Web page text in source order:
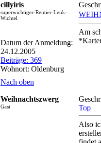
cillyiris
superwichtiger-Rentier-Lenk-
Wichtel
Datum der Anmeldung:
24.12.2005
Beiträge: 369
Wohnort: Oldenburg
Am
Nach oben
Weihnachtszwerg
Gast
Also